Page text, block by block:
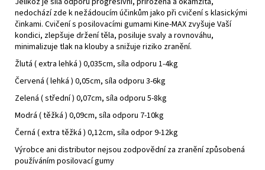
nedochází zde k nežádoucím účinkům jako při cvičení s klasickými
činkami. Cvičení s posilovacími gumami Kine-MAX zvyšuje Vaší
kondici, zlepšuje držení těla, posiluje svaly a rovnováhu,
minimalizuje tlak na klouby a snižuje riziko zranění.
Žlutá ( extra lehká ) 0,035cm, síla odporu 1-4kg
Červená ( lehká ) 0,05cm, síla odporu 3-6kg
Zelená ( střední ) 0,07cm, síla odporu 5-8kg
Modrá ( těžká ) 0,09cm, síla odporu 7-10kg
Černá ( extra těžká ) 0,12cm, síla odpor 9-12kg
Výrobce ani distributor nejsou zodpovědní za zranění způsobená
používáním posilovací gumy